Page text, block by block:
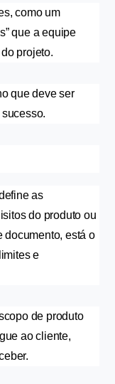
como um
que a equipe
projeto.
que deve ser
as
do produto ou
documento, está o
e
de produto
ao cliente,